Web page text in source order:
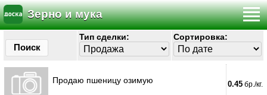
Зерно и мука
Поиск
Тип сделки: Сортировка:
Продаю пшеницу озимую 0.45 бр./кг.